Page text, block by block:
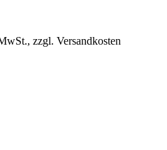
zzgl. Versandkosten